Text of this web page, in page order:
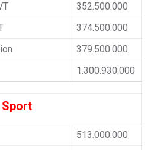
352.500.000
374.500.000
379.500.000
1.300.930.000
513.000.000